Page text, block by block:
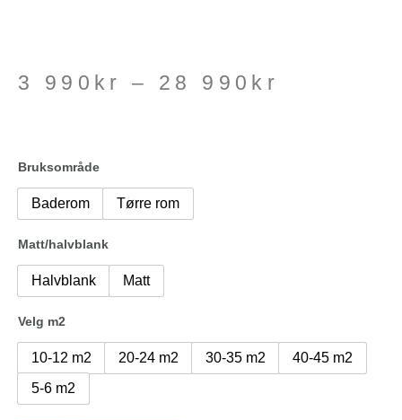
3 990 kr – 28 990 kr
Bruksområde
Baderom Tørre rom
Matt/halvblank
Halvblank Matt
Velg m2
10-12 m2 20-24 m2 30-35 m2
40-45 m2
5-6 m2